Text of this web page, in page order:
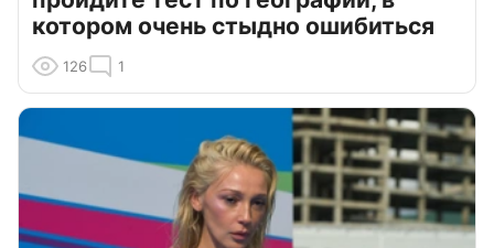
котором очень стыдно ошибиться
126 1